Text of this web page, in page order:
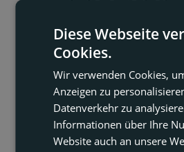
ausdrückliche Einwilligung
und bestätigende Handlung
Kästchens zur Annahme
Bereitstellung seiner
gegeben.
Diese Webseite
Cookies.
Wir verwenden Cookies,
Anzeigen zu
Datenverkehr zu
Informationen über Ihre
Website auch an unsere